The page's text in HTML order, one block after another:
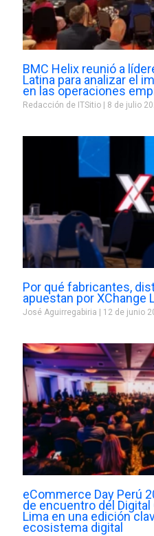
BMC Helix reunió a
Latina para analizar el
en las operaciones
Redacción de ITSitio 8 de julio
Por qué fabricantes,
apuestan por XChange
José Aguirregabiria 12 de junio
eCommerce Day Perú
de encuentro del
Lima en una edición
ecosistema digital